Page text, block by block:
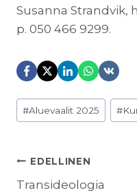
Susanna Strandvik,
p. 050 466 9299.
Avainsanat:
#Aluevaalit 2025 #
ARTIKKELIEN
SELAUS
EDELLINEN
Transideologia